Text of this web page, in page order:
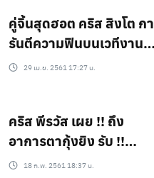
คู่จิ้นสุดฮอต คริส สิงโต กา
รันตีความฟินบนเวทีงาน
แฟนมีทติ้ง
29 เม.ย. 2561 17:27 น.
คริส พีรวัส เผย !! ถึง
อาการตากุ้งยิง รับ !!
สิงโต มีเป็นห่วง
18 ก.พ. 2561 18:37 น.